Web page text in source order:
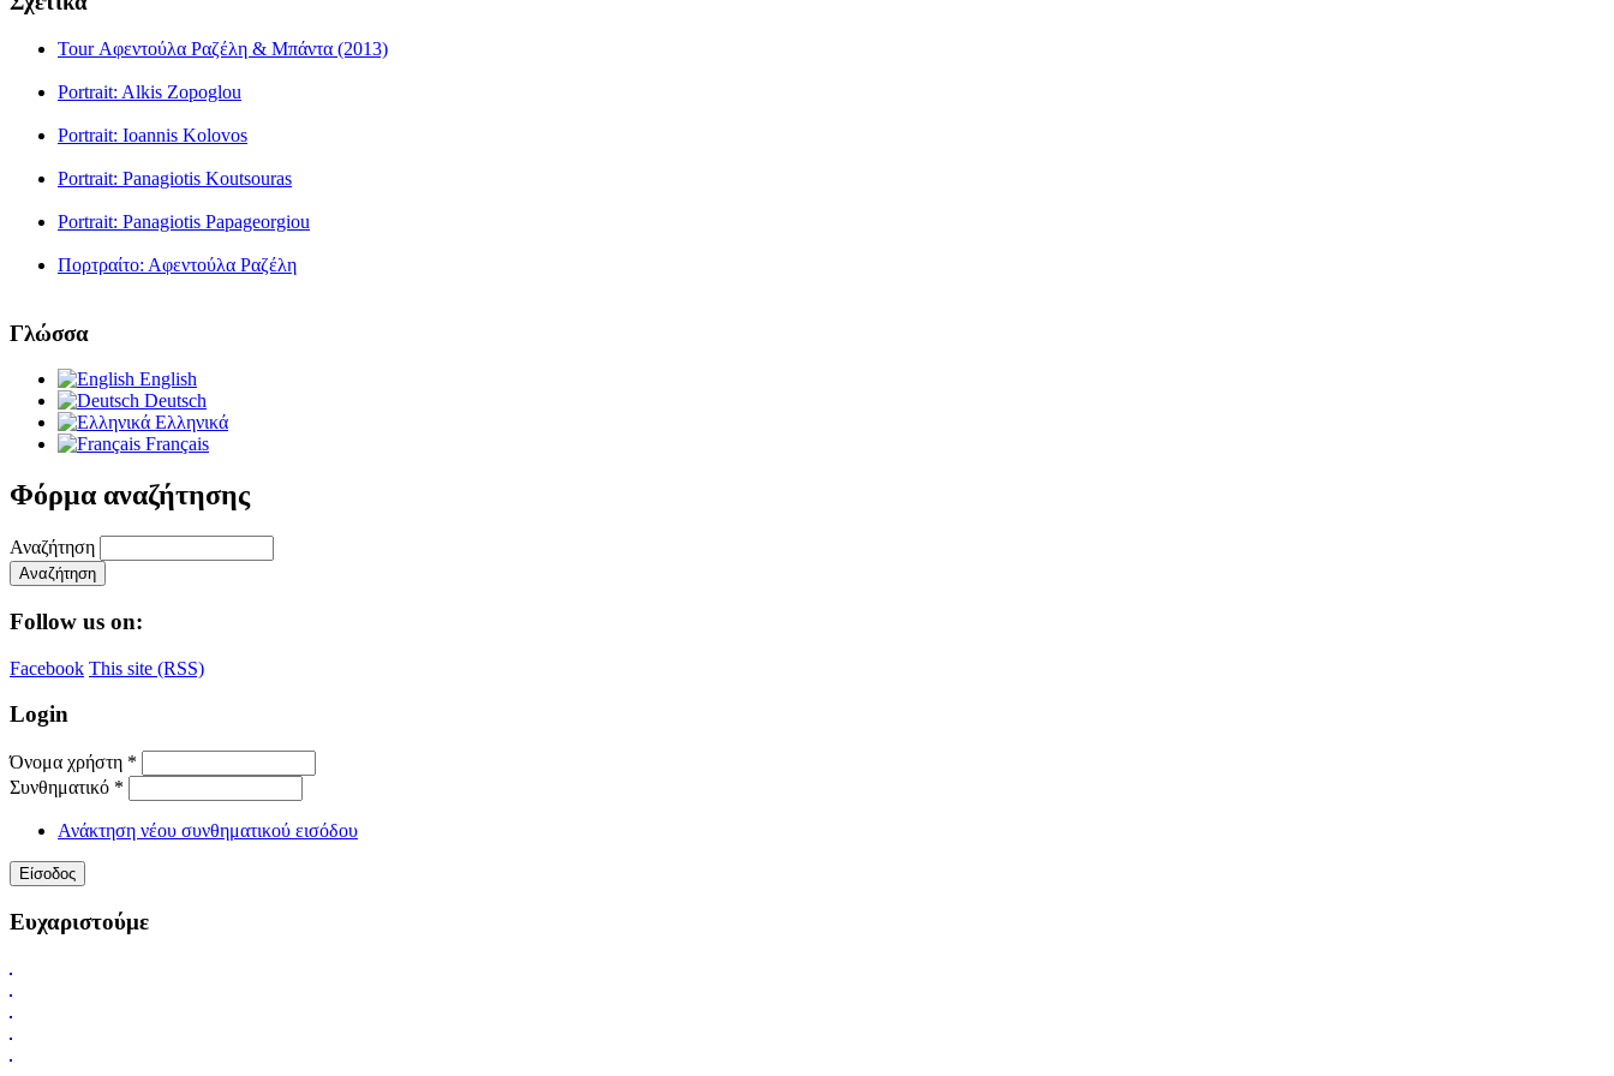
Tour Αφεντούλα Ραζέλη & Μπάντα (2013)
Portrait: Alkis Zopoglou
Portrait: Ioannis Kolovos
Portrait: Panagiotis Koutsouras
Portrait: Panagiotis Papageorgiou
Πορτραίτο: Αφεντούλα Ραζέλη
Γλώσσα
English
Deutsch
Ελληνικά
Français
Φόρμα αναζήτησης
Αναζήτηση
Follow us on:
Facebook This site (RSS)
Login
Όνομα χρήστη *
Συνθηματικό *
Ανάκτηση νέου συνθηματικού εισόδου
Ευχαριστούμε